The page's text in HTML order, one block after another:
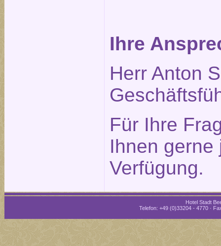
Ihre
Herr Anton
Für Ihre
Ihnen gerne
Verfügung.
Hotel Stadt
Telefon: +49 (0)33204 - 4770 ·